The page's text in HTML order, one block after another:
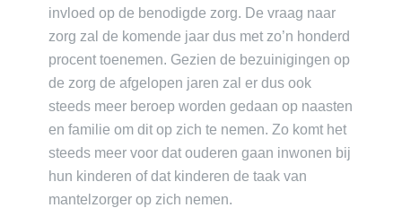
invloed op de benodigde zorg. De vraag naar
zorg zal de komende jaar dus met zo’n honderd
procent toenemen. Gezien de bezuinigingen op
de zorg de afgelopen jaren zal er dus ook
steeds meer beroep worden gedaan op naasten
en familie om dit op zich te nemen. Zo komt het
steeds meer voor dat ouderen gaan inwonen bij
hun kinderen of dat kinderen de taak van
mantelzorger op zich nemen.